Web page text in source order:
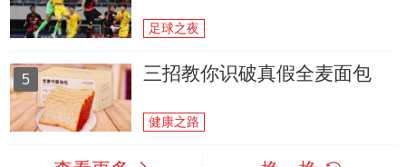
足球之夜
5 三招教你识破真假全麦面包
健康之路